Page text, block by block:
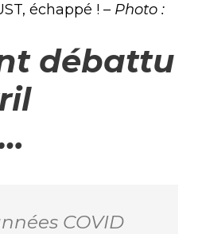
échappé ! – Photo :
débattu
COVID